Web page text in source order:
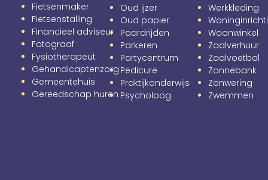
Fietsenmaker
Fietsenstalling
Financieel adviseur
Fotograaf
Fysiotherapeut
Gehandicaptenzorg
Gemeentehuis
Gereedschap huren
Oud ijzer
Oud papier
Paardrijden
Parkeren
Partycentrum
Pedicure
Praktijkonderwijs
Psycholoog
Werkkleding
Woonwinkel
Zaalverhuur
Zaalvoetbal
Zonnebank
Zonwering
Zwemmen